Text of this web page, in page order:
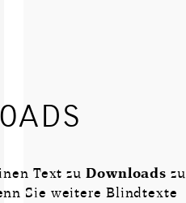
Text zu Downloads zu
Sie weitere Blindtexte